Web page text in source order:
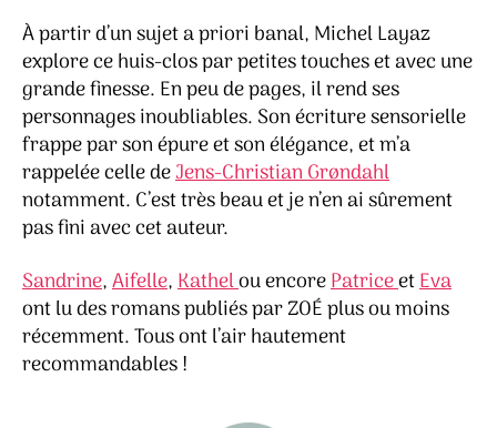
À partir d’un sujet a priori banal, Michel Layaz
explore ce huis-clos par petites touches et avec une
grande finesse. En peu de pages, il rend ses
personnages inoubliables. Son écriture sensorielle
frappe par son épure et son élégance, et m’a
rappelée celle deJens-Christian Grøndahl
notamment. C’est très beau et je n’en ai sûrement
pas fini avec cet auteur.
Sandrine,Aifelle,Kathelou encorePatriceetEva
ont lu des romans publiés par ZOÉ plus ou moins
récemment. Tous ont l’air hautement
recommandables !